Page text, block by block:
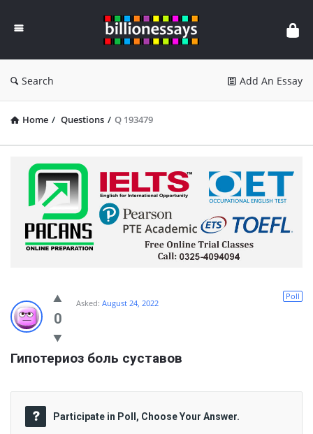
Essays
Search Add An Essay
Home / Questions / Q 193479
0
Poll
Asked: August 24, 2022
Гипотериоз боль суставов
Participate in Poll, Choose Your Answer.